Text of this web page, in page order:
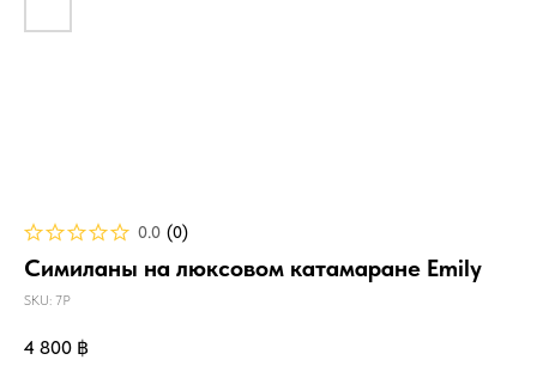
0.0 (0)
Симиланы на люксовом катамаране Emily
SKU: 7P
4 800 ฿